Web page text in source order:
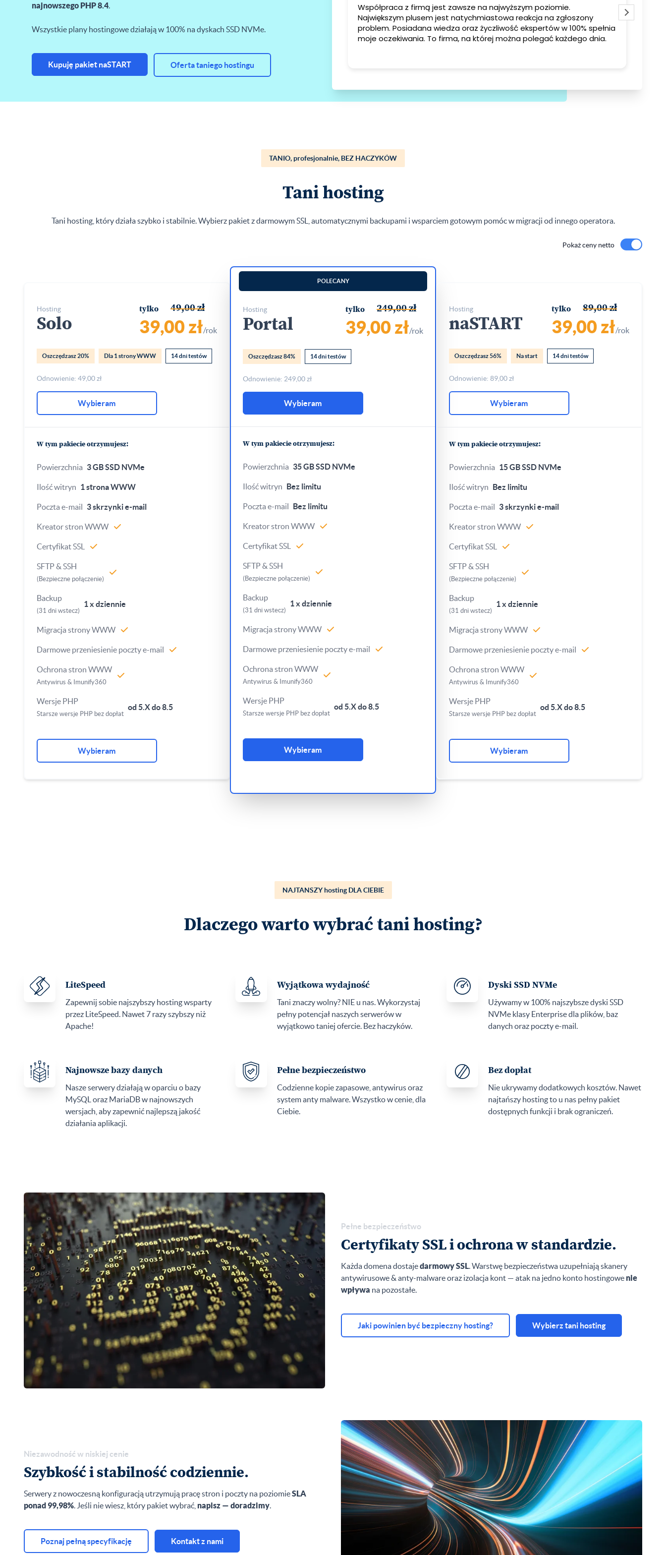
najnowszego PHP 8.4
Wszystkie plany hostingowe działają w 100% na dyskach SSD NVMe.
Kupuję pakiet naSTART Oferta taniego hostingu
Współpraca z firmą jest zawsze na najwyższym poziomie.
Największym plusem jest natychmiastowa reakcja na zgłoszony
problem. Posiadana wiedza oraz życzliwość ekspertów w 100% spełnia
moje oczekiwania. To firma, na której można polegać każdego dnia.
TANIO, profesjonalnie, BEZ HACZYKÓW
Tani hosting
Tani hosting, który działa szybko i stabilnie. Wybierz pakiet z darmowym SSL, automatycznymi backupami i wsparciem gotowym pomóc w migracji od innego operatora.
Pokaż ceny netto
hosting
Solo
tylko 49,00 zł
39,00 zł/rok
Oszczędzasz 20% Dla 1 strony WWW 14 dni testów
Odnowienie: 49,00 zł
Wybieram
W tym pakiecie otrzymujesz:
Powierzchnia 3 GB SSD NVMe
Ilość witryn 1 strona WWW
Poczta e-mail 3 skrzynki e-mail
Kreator stron WWW
Certyfikat SSL
SFTP & SSH
(Bezpieczne połączenie)
Backup
(31 dni wstecz)
1 x dziennie
Migracja strony WWW
Darmowe przeniesienie poczty e-mail
Ochrona stron WWW
Antywirus & Imunify360
Wersje PHP
Starsze wersje PHP bez dopłat
od 5.X do 8.5
Wybieram
POLECANY
hosting
Portal
tylko 249,00 zł
39,00 zł/rok
Oszczędzasz 84% 14 dni testów
Odnowienie: 249,00 zł
Wybieram
W tym pakiecie otrzymujesz:
Powierzchnia 35 GB SSD NVMe
Ilość witryn Bez limitu
Poczta e-mail Bez limitu
Kreator stron WWW
Certyfikat SSL
SFTP & SSH
(Bezpieczne połączenie)
Backup
(31 dni wstecz)
1 x dziennie
Migracja strony WWW
Darmowe przeniesienie poczty e-mail
Ochrona stron WWW
Antywirus & Imunify360
Wersje PHP
Starsze wersje PHP bez dopłat
od 5.X do 8.5
Wybieram
hosting
naSTART
tylko 89,00 zł
39,00 zł/rok
Oszczędzasz 56% Na start 14 dni testów
Odnowienie: 89,00 zł
Wybieram
W tym pakiecie otrzymujesz:
Powierzchnia 15 GB SSD NVMe
Ilość witryn Bez limitu
Poczta e-mail 3 skrzynki e-mail
Kreator stron WWW
Certyfikat SSL
SFTP & SSH
(Bezpieczne połączenie)
Backup
(31 dni wstecz)
1 x dziennie
Migracja strony WWW
Darmowe przeniesienie poczty e-mail
Ochrona stron WWW
Antywirus & Imunify360
Wersje PHP
Starsze wersje PHP bez dopłat
od 5.X do 8.5
Wybieram
NAJTANSZY hosting DLA CIEBIE
Dlaczego warto wybrać tani hosting?
LiteSpeed
Zapewnij sobie najszybszy hosting wsparty
przez LiteSpeed. Nawet 7 razy szybszy niż
Apache!
Wyjątkowa wydajność
Tani znaczy wolny? NIE u nas. Wykorzystaj
pełny potencjał naszych serwerów w
wyjątkowo taniej ofercie. Bez haczyków.
Dyski SSD NVMe
Używamy w 100% najszybsze dyski SSD
NVMe klasy Enterprise dla plików, baz
danych oraz poczty e-mail.
Najnowsze bazy danych
Nasze serwery działają w oparciu o bazy
MySQL oraz MariaDB w najnowszych
wersjach, aby zapewnić najlepszą jakość
działania aplikacji.
Pełne bezpieczeństwo
Codzienne kopie zapasowe, antywirus oraz
system anty malware. Wszystko w cenie, dla
Ciebie.
Bez dopłat
Nie ukrywamy dodatkowych kosztów. Nawet
najtańszy hosting to u nas pełny pakiet
dostępnych funkcji i brak ograniczeń.
Pełne bezpieczeństwo
Certyfikaty SSL i ochrona w standardzie.
Każda domena dostajedarmowy SSL. Warstwę bezpieczeństwa uzupełniają skanery
antywirusowe & anty-malware oraz izolacja kont — atak na jedno konto hostingowe nie
wpływa na pozostałe.
Jaki powinien być bezpieczny hosting? Wybierz tani hosting
Niezawodność w niskiej cenie
Szybkość i stabilność codziennie.
Serwery z nowoczesną konfiguracją utrzymują pracę stron i poczty na poziomieSLA
ponad 99,98%. Jeśli nie wiesz, który pakiet wybrać, napisz — doradzimy.
Poznaj pełną specyfikację Kontakt z nami